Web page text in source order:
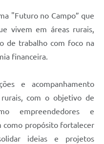
"Futuro no Campo” que
vivem em áreas rurais,
de trabalho com foco na
financeira.
e acompanhamento
com o objetivo de
empreendedores e
como propósito fortalecer
ideias e projetos